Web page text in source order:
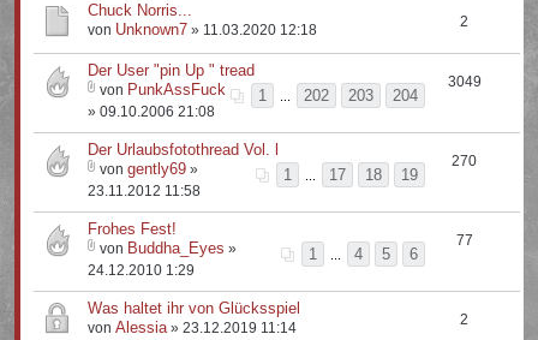
Chuck Norris...
von Unknown7 » 11.03.2020 12:18 2
Der User "pin Up " tread
1
202 203 204
von PunkAssFuck
» 09.10.2006 21:08
3049
Der Urlaubsfotothread Vol. l
1
17 18 19
vongently69 »
23.11.2012 11:58
270
Frohes Fest!
1
4 5 6
von Buddha_Eyes »
24.12.2010 1:29
77
Was haltet ihr von Glücksspiel
vonAlessia» 23.12.2019 11:14 2